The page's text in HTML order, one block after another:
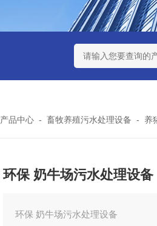
LK康复医院废水
产品中心 -畜牧养殖污水处理设备 - 养
环保 奶牛场污水处理设备
环保 奶牛场污水处理设备